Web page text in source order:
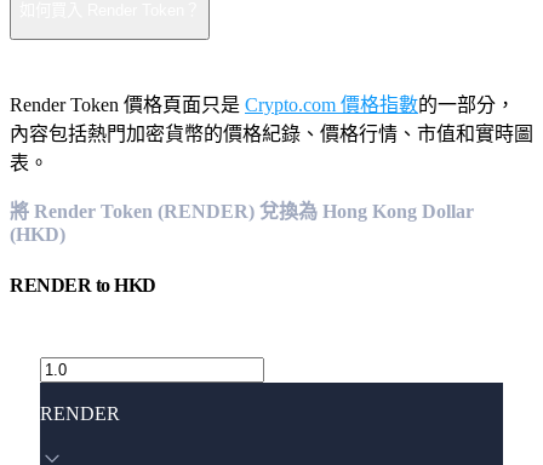
Render Token 價格頁面只是 Crypto.com 價格指數的一部分，
內容包括熱門加密貨幣的價格紀錄、價格行情、市值和實時圖
表。
將 Render Token (RENDER) 兌換為 Hong Kong Dollar
(HKD)
RENDER toHKD
RENDER